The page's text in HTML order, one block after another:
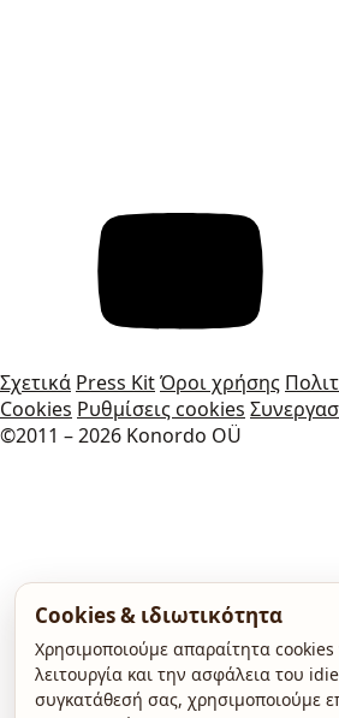
Σχετικά Press KitΌροι χρήσης
Cookies Ρυθμίσεις cookies
©2011 – 2026 Konordo OÜ
Cookies & ιδιωτικότητα
Χρησιμοποιούμε απαραίτητα cookies
λειτουργία και την ασφάλεια του
συγκατάθεσή σας, χρησιμοποιούμε